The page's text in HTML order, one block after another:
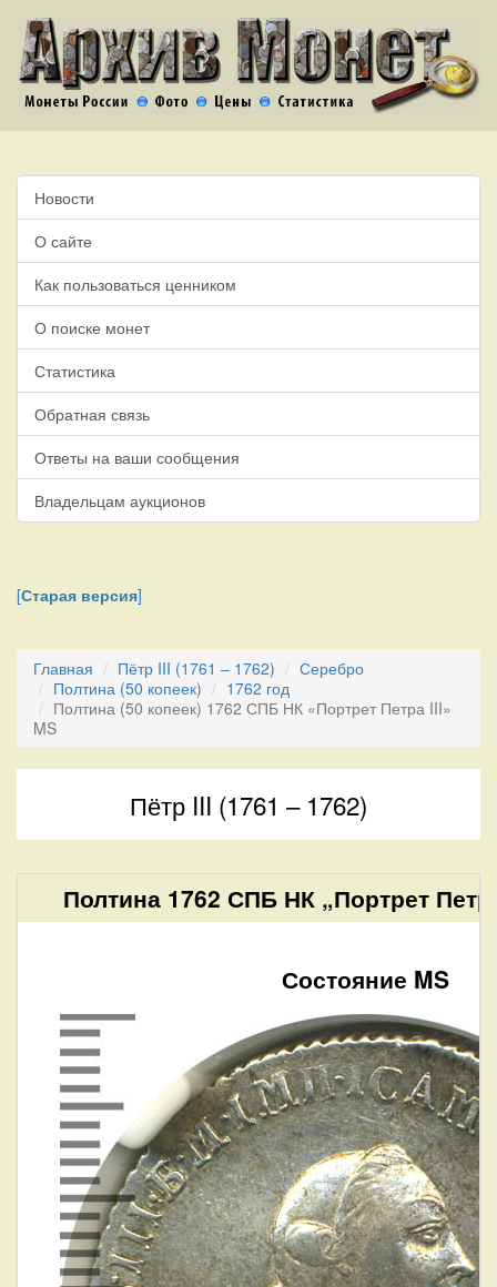
Новости
О сайте
Как пользоваться ценником
О поиске монет
Статистика
Обратная связь
Ответы на ваши сообщения
Владельцам аукционов
[Старая версия]
Главная Пётр III (1761 – 1762)
Серебро
Полтина (50 копеек)
1762 год
Полтина (50 копеек) 1762 СПБ НК «Портрет Петра III»
MS
Пётр III (1761 – 1762)
Полтина 1762 СПБ НК „Портрет
Состояние MS